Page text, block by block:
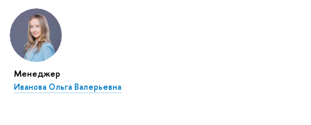
Менеджер
Иванова Ольга Валерьевна